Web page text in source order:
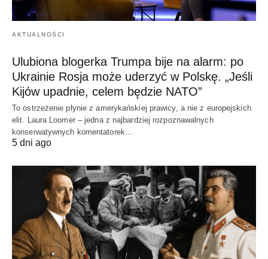
AKTUALNOŚCI
Ulubiona blogerka Trumpa bije na alarm: po
Ukrainie Rosja może uderzyć w Polskę. „Jeśli
Kijów upadnie, celem będzie NATO”
To ostrzeżenie płynie z amerykańskiej prawicy, a nie z europejskich
elit. Laura Loomer – jedna z najbardziej rozpoznawalnych
konserwatywnych komentatorek…
5 dni ago